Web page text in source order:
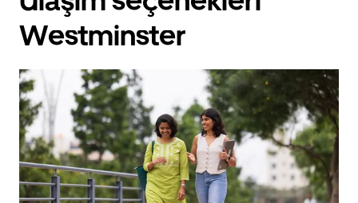
için
ok
Takvimi
kapatmak
için
escape
tuşuna
basın.
Westminster